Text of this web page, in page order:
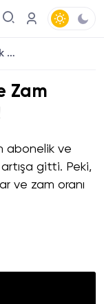
Exxen Üyelik Ücretlerine Zam Geldi: İşte Yeni Fiyatlar!
Zam
abonelik ve
gitti. Peki,
ve zam oranı